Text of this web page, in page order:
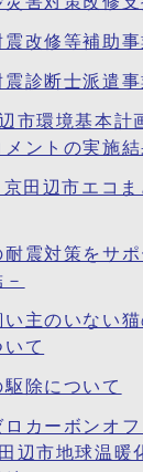
震改修等補助
震診断士派遣
市環境基本計
メントの実施
田辺市エコま
耐震対策をサ
主のいない
て
除について
カーボンオ
辺市地球温暖